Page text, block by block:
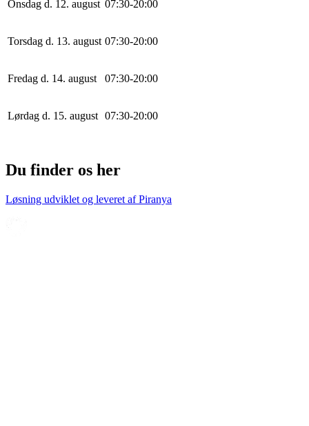
Onsdag d. 12. august 07:30-20:00
Torsdag d. 13. august 07:30-20:00
Fredag d. 14. august 07:30-20:00
Lørdag d. 15. august 07:30-20:00
Du finder os her
Løsning udviklet og leveret afPiranya